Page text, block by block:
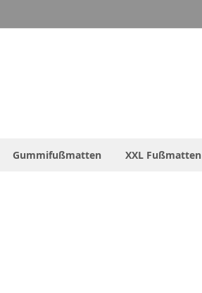
Gummifußmatten XXL Fußmatten